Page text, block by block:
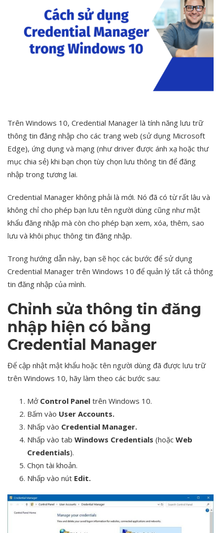
Trên Windows 10, Credential Manager là tính năng lưu trữ
thông tin đăng nhập cho các trang web (sử dụng Microsoft
Edge), ứng dụng và mạng (như driver được ánh xạ hoặc thư
mục chia sẻ) khi bạn chọn tùy chọn lưu thông tin để đăng
nhập trong tương lai.
Credential Manager không phải là mới. Nó đã có từ rất lâu và
không chỉ cho phép bạn lưu tên người dùng cũng như mật
khẩu đăng nhập mà còn cho phép bạn xem, xóa, thêm, sao
lưu và khôi phục thông tin đăng nhập.
Trong hướng dẫn này, bạn sẽ học các bước để sử dụng
Credential Manager trên Windows 10 để quản lý tất cả thông
tin đăng nhập của mình.
Chỉnh sửa thông tin đăng
nhập hiện có bằng
Credential Manager
Để cập nhật mật khẩu hoặc tên người dùng đã được lưu trữ
trên Windows 10, hãy làm theo các bước sau:
Mở Control Panel trên Windows 10.
Bấm vào User Accounts.
Nhấp vào Credential Manager.
Nhấp vào tab Windows Credentials (hoặc Web
Credentials).
Chọn tài khoản.
Nhấp vào nút Edit.